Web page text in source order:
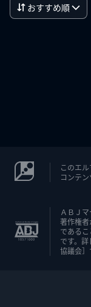
おすすめ順
このエ
コンテ
ＡＢＪ
著作権
である
です。
協議会］